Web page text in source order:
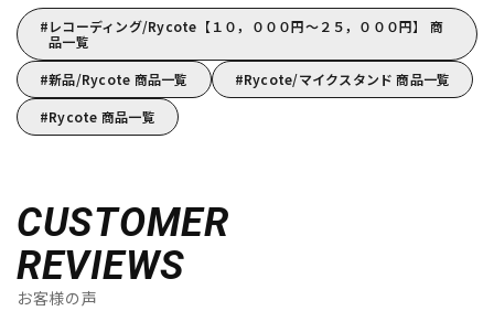
レコーディング/Rycote【１０，０００円～２５，０００円】 商
品一覧
新品/Rycote 商品一覧
Rycote/マイクスタンド 商品一覧
Rycote 商品一覧
CUSTOMER
REVIEWS
お客様の声